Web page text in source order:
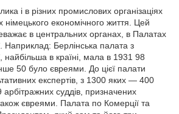
і в різних промислових організаціях
німецького економічного життя. Цей
в центральних органах, в Палатах
Наприклад: Берлінська палата з
найбільша в країні, мала в 1931 98
50 було євреями. До цієї палати
експертів, з 1300 яких — 400
суддів, призначених
євреями. Палата по Комерції та